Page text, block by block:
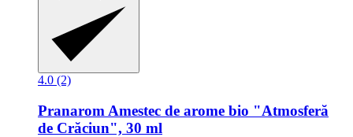
4.0 (2)
Pranarom Amestec de arome bio "Atmosferă
de Crăciun", 30 ml